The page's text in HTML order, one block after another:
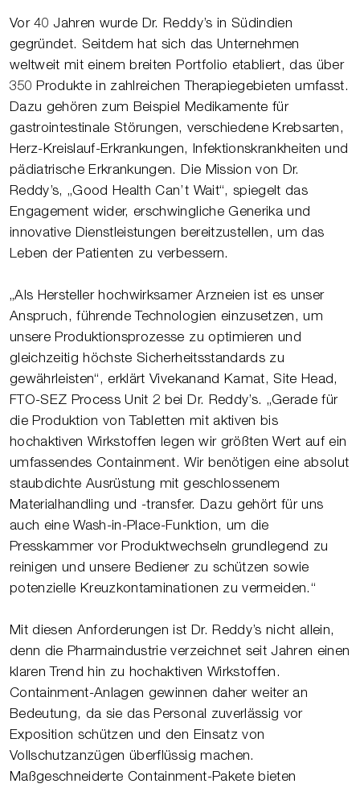
Vor 40 Jahren wurde Dr. Reddy’s in Südindien
gegründet. Seitdem hat sich das Unternehmen
weltweit mit einem breiten Portfolio etabliert, das über
350 Produkte in zahlreichen Therapiegebieten umfasst.
Dazu gehören zum Beispiel Medikamente für
gastrointestinale Störungen, verschiedene Krebsarten,
Herz-Kreislauf-Erkrankungen, Infektionskrankheiten und
pädiatrische Erkrankungen. Die Mission von Dr.
Reddy’s, „Good Health Can’t Wait“, spiegelt das
Engagement wider, erschwingliche Generika und
innovative Dienstleistungen bereitzustellen, um das
Leben der Patienten zu verbessern.
„Als Hersteller hochwirksamer Arzneien ist es unser
Anspruch, führende Technologien einzusetzen, um
unsere Produktionsprozesse zu optimieren und
gleichzeitig höchste Sicherheitsstandards zu
gewährleisten“, erklärt Vivekanand Kamat, Site Head,
FTO-SEZ Process Unit 2 bei Dr. Reddy’s. „Gerade für
die Produktion von Tabletten mit aktiven bis
hochaktiven Wirkstoffen legen wir größten Wert auf ein
umfassendes Containment. Wir benötigen eine absolut
staubdichte Ausrüstung mit geschlossenem
Materialhandling und -transfer. Dazu gehört für uns
auch eine Wash-in-Place-Funktion, um die
Presskammer vor Produktwechseln grundlegend zu
reinigen und unsere Bediener zu schützen sowie
potenzielle Kreuzkontaminationen zu vermeiden.“
Mit diesen Anforderungen ist Dr. Reddy’s nicht allein,
denn die Pharmaindustrie verzeichnet seit Jahren einen
klaren Trend hin zu hochaktiven Wirkstoffen.
Containment-Anlagen gewinnen daher weiter an
Bedeutung, da sie das Personal zuverlässig vor
Exposition schützen und den Einsatz von
Vollschutzanzügen überflüssig machen.
Maßgeschneiderte Containment-Pakete bieten